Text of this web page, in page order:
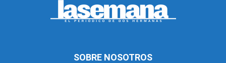
SOBRE NOSOTROS